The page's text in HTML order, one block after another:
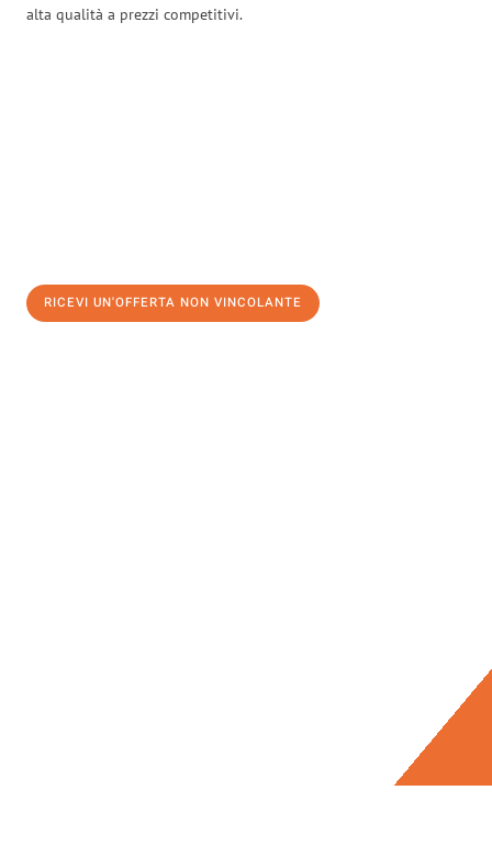
alta qualità a prezzi competitivi.
RICEVI UN'OFFERTA NON VINCOLANTE